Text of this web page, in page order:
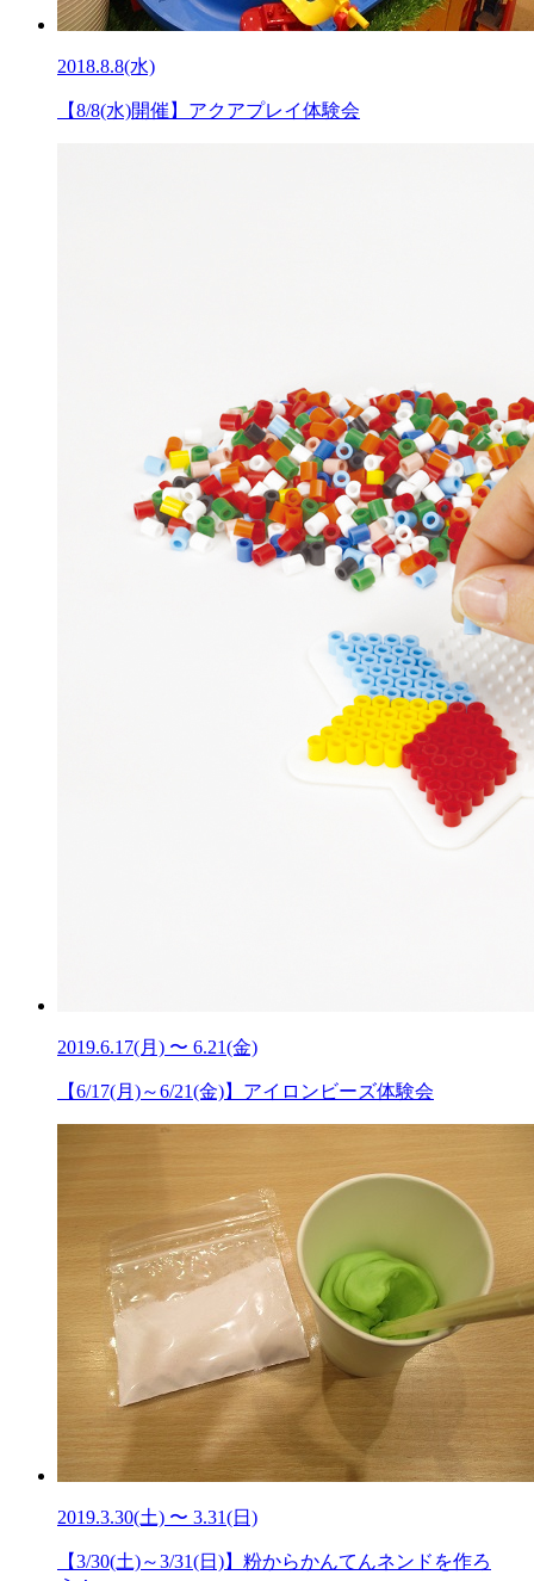
2018.8.8(水)
【8/8(水)開催】アクアプレイ体験会
2019.6.17(月) 〜 6.21(金)
【6/17(月)～6/21(金)】アイロンビーズ体験会
2019.3.30(土) 〜 3.31(日)
【3/30(土)～3/31(日)】粉からかんてんネンドを作ろ